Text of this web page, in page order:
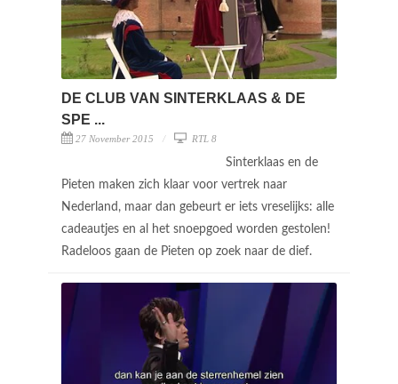
DE CLUB VAN SINTERKLAAS & DE
SPE ...
27 November 2015 RTL 8
Sinterklaas en de
Pieten maken zich klaar voor vertrek naar
Nederland, maar dan gebeurt er iets vreselijks: alle
cadeautjes en al het snoepgoed worden gestolen!
Radeloos gaan de Pieten op zoek naar de dief.